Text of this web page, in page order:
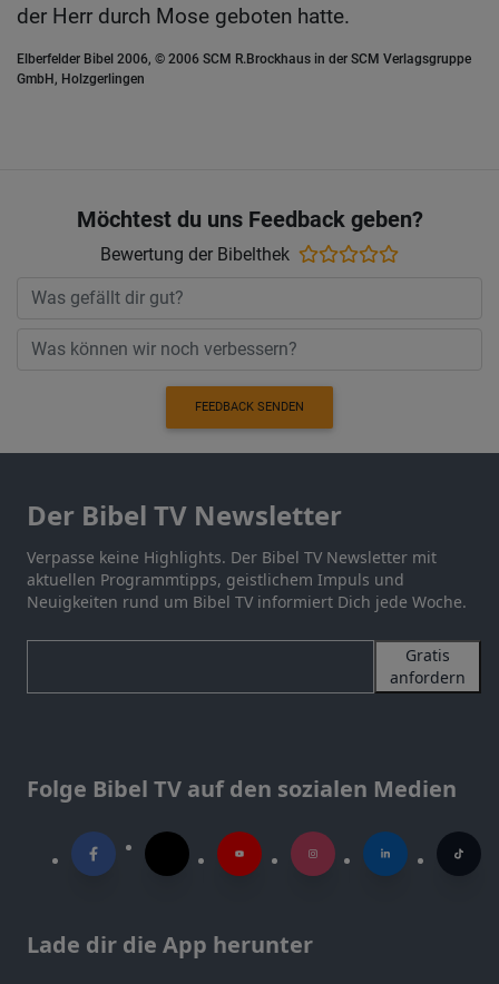
der Herr durch Mose geboten hatte.
Elberfelder Bibel 2006, © 2006 SCM R.Brockhaus in der SCM Verlagsgruppe
GmbH, Holzgerlingen
Möchtest du uns Feedback geben?
Bewertung der Bibelthek
FEEDBACK SENDEN
Der Bibel TV Newsletter
Verpasse keine Highlights. Der Bibel TV Newsletter mit
aktuellen Programmtipps, geistlichem Impuls und
Neuigkeiten rund um Bibel TV informiert Dich jede Woche.
Gratis
anfordern
Folge Bibel TV auf den sozialen Medien
Lade dir die App herunter